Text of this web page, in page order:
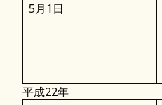
5月1日
平成22年